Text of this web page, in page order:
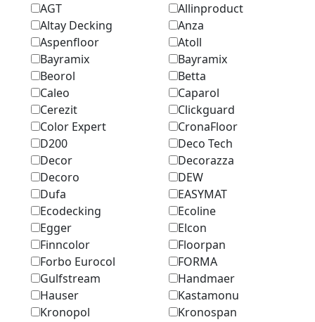
AGT
Allinproduct
Altay Decking
Anza
Aspenfloor
Atoll
Bayramix
Bayramix
Beorol
Betta
Caleo
Caparol
Cerezit
Clickguard
Color Expert
CronaFloor
D200
Deco Tech
Decor
Decorazza
Decoro
DEW
Dufa
EASYMAT
Ecodecking
Ecoline
Egger
Elcon
Finncolor
Floorpan
Forbo Eurocol
FORMA
Gulfstream
Handmaer
Hauser
Kastamonu
Kronopol
Kronospan